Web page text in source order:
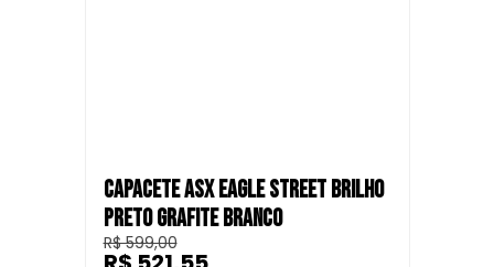
CAPACETE ASX EAGLE STREET BRILHO
PRETO GRAFITE BRANCO
R$ 599,00